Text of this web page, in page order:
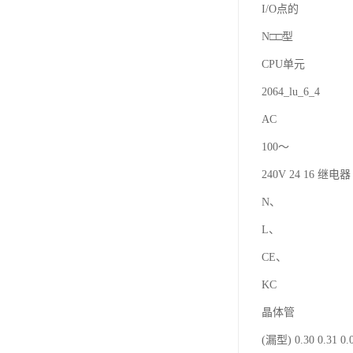
I/O点的
N□□型
CPU单元
2064_lu_6_4
AC
100～
240V 24 16 继电
N、
L、
CE、
KC
晶体管
(漏型) 0.30 0.31